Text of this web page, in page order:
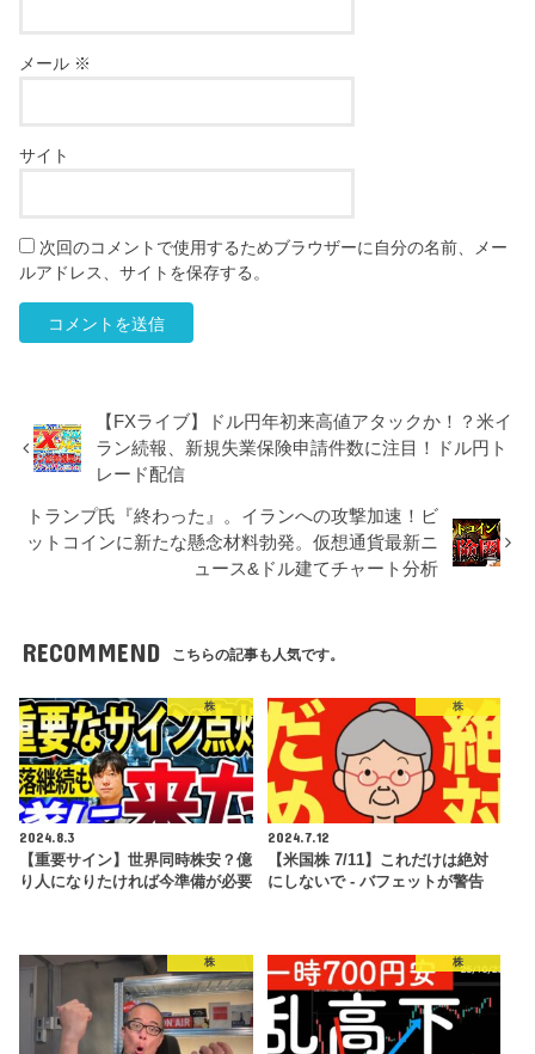
メール ※
サイト
次回のコメントで使用するためブラウザーに自分の名前、メー
ルアドレス、サイトを保存する。
【FXライブ】ドル円年初来高値アタックか！？米イ
ラン続報、新規失業保険申請件数に注目！ドル円ト
レード配信
トランプ氏『終わった』。イランへの攻撃加速！ビ
ットコインに新たな懸念材料勃発。仮想通貨最新ニ
ュース&ドル建てチャート分析
RECOMMEND こちらの記事も人気です。
株
2024.8.3
【重要サイン】世界同時株安？億
り人になりたければ今準備が必要
株
2024.7.12
【米国株 7/11】これだけは絶対
にしないで - バフェットが警告
株 株